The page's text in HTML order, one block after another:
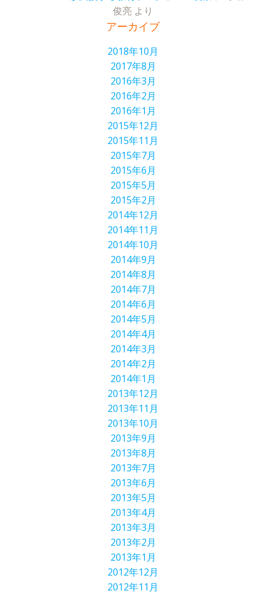
俊亮 より
アーカイブ
2018年10月
2017年8月
2016年3月
2016年2月
2016年1月
2015年12月
2015年11月
2015年7月
2015年6月
2015年5月
2015年2月
2014年12月
2014年11月
2014年10月
2014年9月
2014年8月
2014年7月
2014年6月
2014年5月
2014年4月
2014年3月
2014年2月
2014年1月
2013年12月
2013年11月
2013年10月
2013年9月
2013年8月
2013年7月
2013年6月
2013年5月
2013年4月
2013年3月
2013年2月
2013年1月
2012年12月
2012年11月